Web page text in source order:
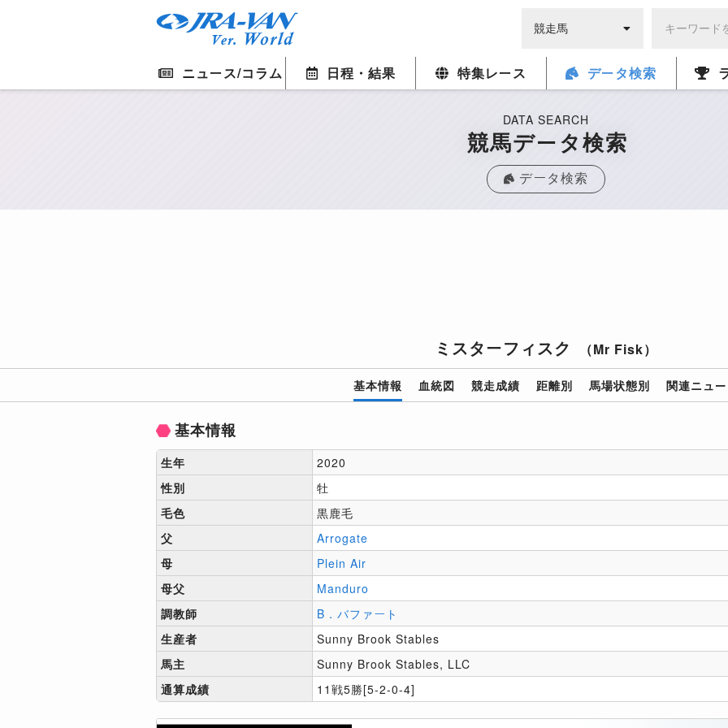
ニュース/コラム 日程・結果 特集レース データ検索
DATA SEARCH
競馬データ検索
データ検索
ミスターフィスク （Mr Fisk）
基本情報 血統図 競走成績 距離別 馬場状態別 関連ニュ
基本情報
生年
2020
性別
牡
毛色
黒鹿毛
父
Arrogate
母
Plein Air
母父
Manduro
調教師
B．バファート
生産者
Sunny Brook Stables
馬主
Sunny Brook Stables, LLC
通算成績
11戦5勝[5-2-0-4]